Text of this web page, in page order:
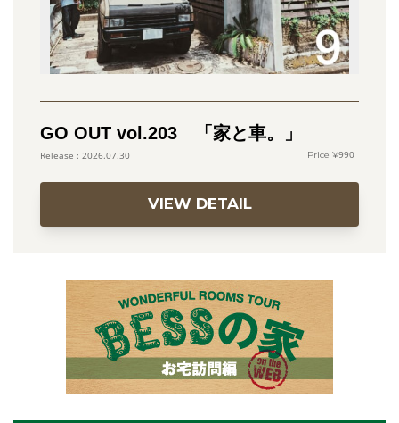
GO OUT vol.203 「家と車。」
2026.07.30 990
VIEW DETAIL